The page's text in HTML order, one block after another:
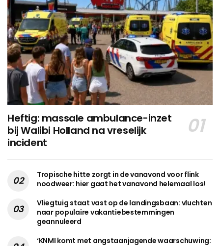
Heftig: massale ambulance-inzet
bij Walibi Holland na vreselijk
incident
Tropische hitte zorgt in de vanavond voor flink
noodweer: hier gaat het vanavond helemaal los!
Vliegtuig staat vast op de landingsbaan: vluchten
naar populaire vakantiebestemmingen
geannuleerd
‘KNMI komt met angstaanjagende waarschuwing: